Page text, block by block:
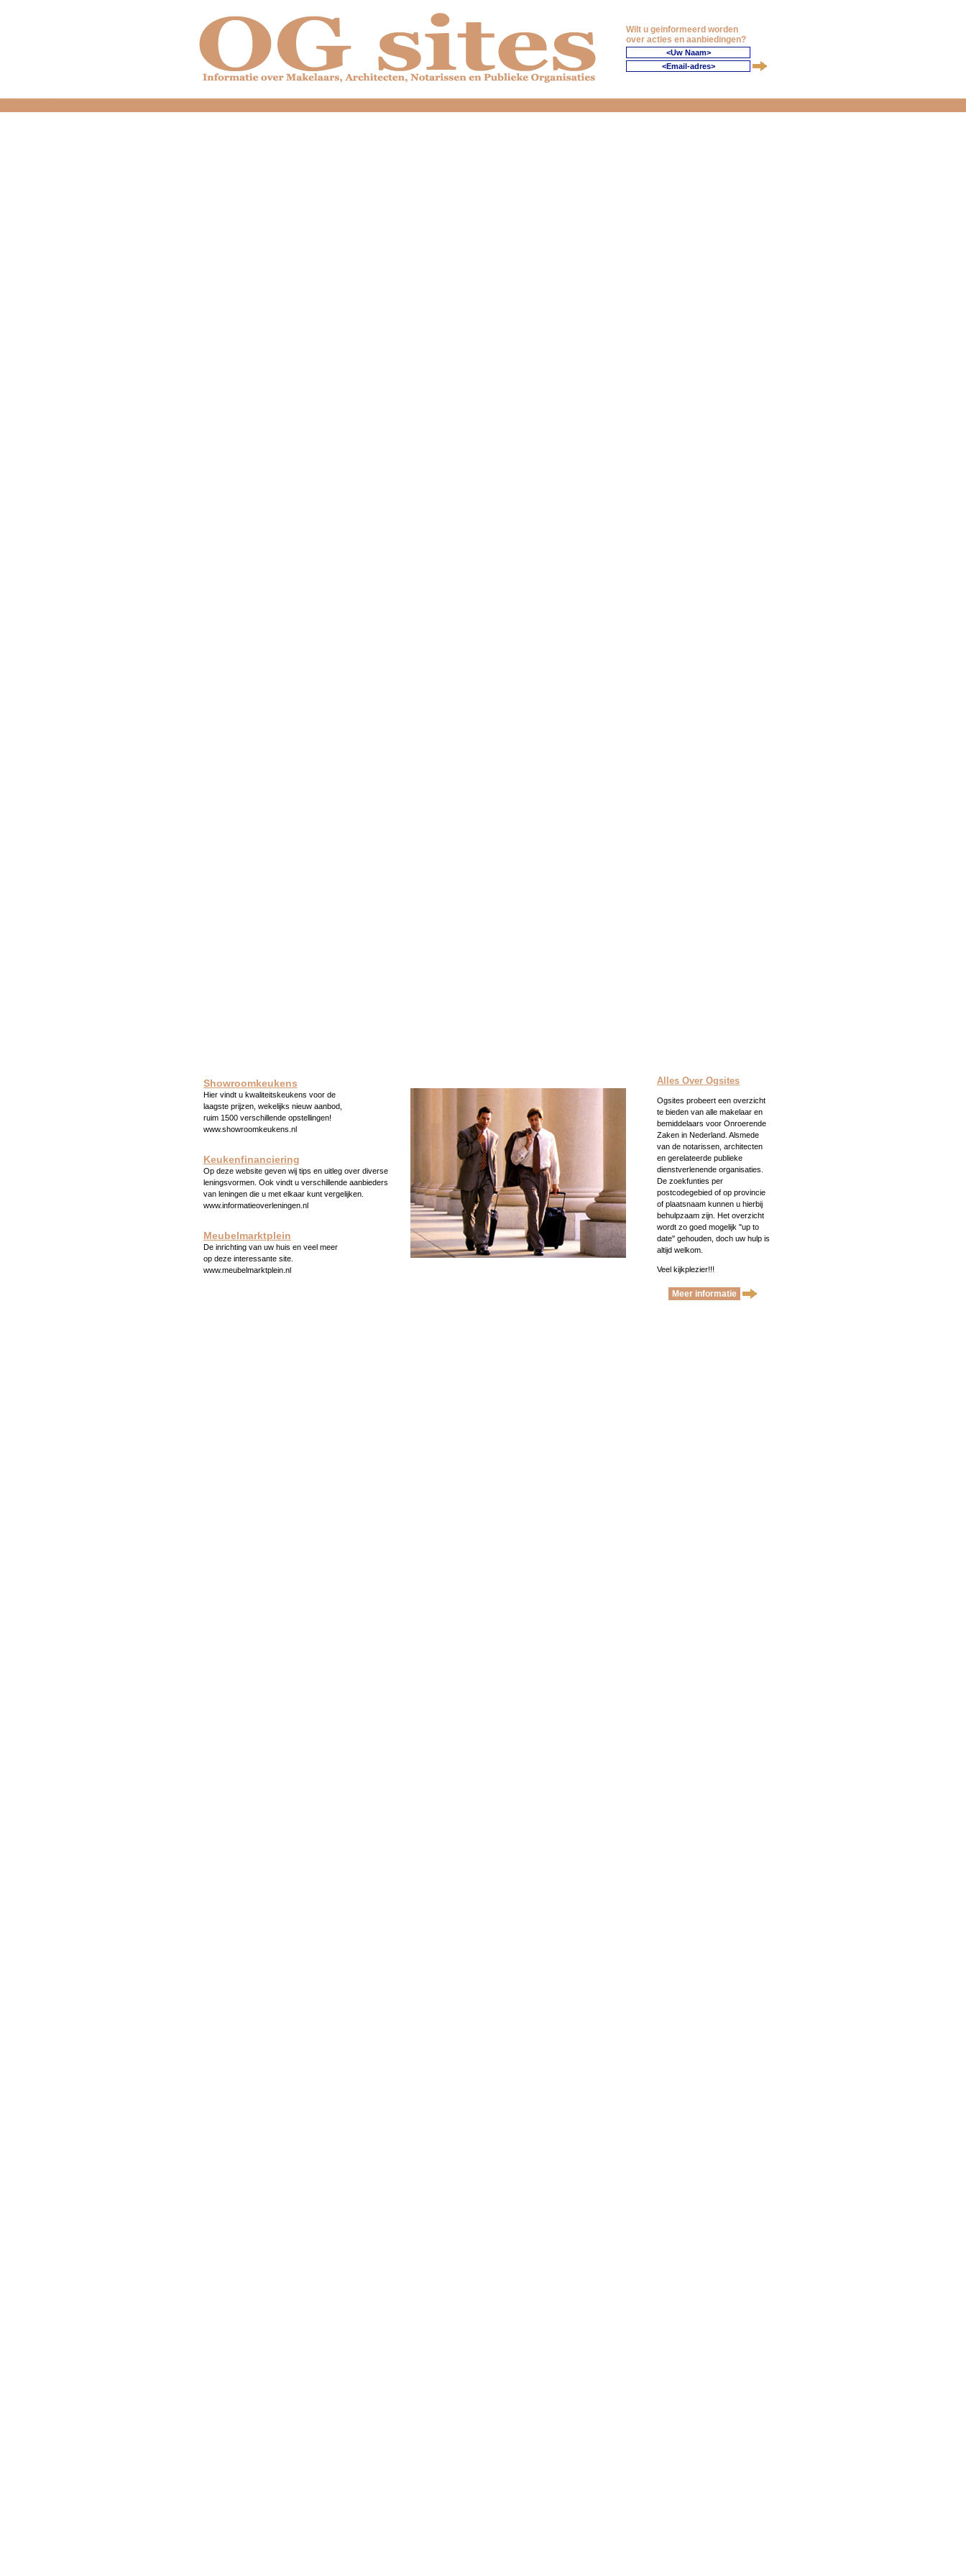
Wilt u geinformeerd worden
over acties en aanbiedingen?
Showroomkeukens
Hier vindt u kwaliteitskeukens voor de
laagste prijzen, wekelijks nieuw aanbod,
ruim 1500 verschillende opstellingen!
www.showroomkeukens.nl
Keukenfinanciering
Op deze website geven wij tips en uitleg over diverse
leningsvormen. Ook vindt u verschillende aanbieders
van leningen die u met elkaar kunt vergelijken.
www.informatieoverleningen.nl
Meubelmarktplein
De inrichting van uw huis en veel meer
op deze interessante site.
www.meubelmarktplein.nl
Alles Over Ogsites
Ogsites probeert een overzicht
te bieden van alle makelaar en
bemiddelaars voor Onroerende
Zaken in Nederland. Alsmede
van de notarissen, architecten
en gerelateerde publieke
dienstverlenende organisaties.
De zoekfunties per
postcodegebied of op provincie
of plaatsnaam kunnen u hierbij
behulpzaam zijn. Het overzicht
wordt zo goed mogelijk ''up to
date'' gehouden, doch uw hulp is
altijd welkom.
Veel kijkplezier!!!
Meer informatie